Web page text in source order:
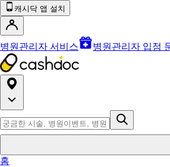
캐시닥 앱 설치
병원관리자 서비스 병원관리자 입점
홈